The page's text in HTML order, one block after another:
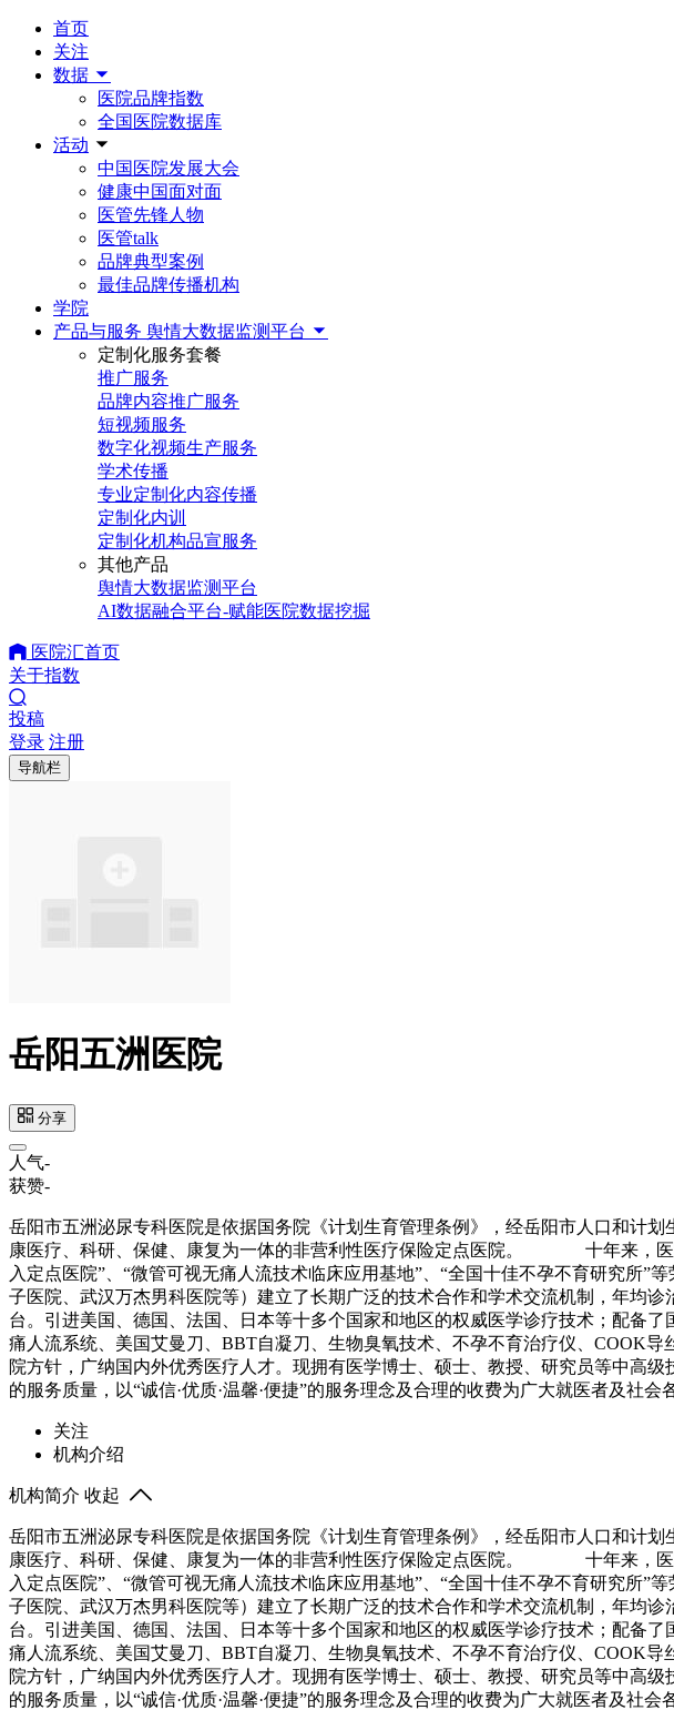
首页
关注
数据
医院品牌指数
全国医院数据库
活动
中国医院发展大会
健康中国面对面
医管先锋人物
医管talk
品牌典型案例
最佳品牌传播机构
学院
产品与服务 舆情大数据监测平台
定制化服务套餐
推广服务
品牌内容推广服务
短视频服务
数字化视频生产服务
学术传播
专业定制化内容传播
定制化内训
定制化机构品宣服务
其他产品
舆情大数据监测平台
AI数据融合平台-赋能医院数据挖掘
医院汇首页
关于指数
投稿
登录 注册
导航栏
岳阳五洲医院
分享
人气-
获赞-
岳阳市五洲泌尿专科医院是依据国务院《计划生育管理条例》，经岳阳市人口和计
康医疗、科研、保健、康复为一体的非营利性医疗保险定点医院。 十年来，医院
入定点医院”、“微管可视无痛人流技术临床应用基地”、“全国十佳不孕不育研究所
子医院、武汉万杰男科医院等）建立了长期广泛的技术合作和学术交流机制，年
台。引进美国、德国、法国、日本等十多个国家和地区的权威医学诊疗技术；配备
痛人流系统、美国艾曼刀、BBT自凝刀、生物臭氧技术、不孕不育治疗仪、
院方针，广纳国内外优秀医疗人才。现拥有医学博士、硕士、教授、研究员等中高
的服务质量，以“诚信·优质·温馨·便捷”的服务理念及合理的收费为广大就医者及社
关注
机构介绍
机构简介 收起
岳阳市五洲泌尿专科医院是依据国务院《计划生育管理条例》，经岳阳市人口和计
康医疗、科研、保健、康复为一体的非营利性医疗保险定点医院。 十年来，医院
入定点医院”、“微管可视无痛人流技术临床应用基地”、“全国十佳不孕不育研究所
子医院、武汉万杰男科医院等）建立了长期广泛的技术合作和学术交流机制，年
台。引进美国、德国、法国、日本等十多个国家和地区的权威医学诊疗技术；配备
痛人流系统、美国艾曼刀、BBT自凝刀、生物臭氧技术、不孕不育治疗仪、
院方针，广纳国内外优秀医疗人才。现拥有医学博士、硕士、教授、研究员等中高
的服务质量，以“诚信·优质·温馨·便捷”的服务理念及合理的收费为广大就医者及社